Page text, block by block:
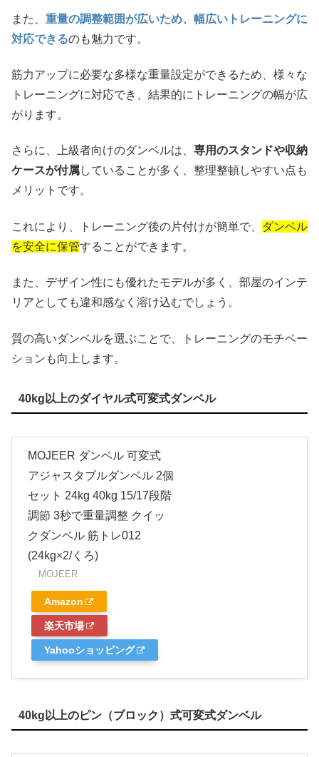
また、 重量の調整範囲が広いため、幅広いトレーニングに
対応できるのも魅力です。
筋力アップに必要な多様な重量設定ができるため、様々な
トレーニングに対応でき、結果的にトレーニングの幅が広
がります。
さらに、上級者向けのダンベルは、 専用のスタンドや収納
ケースが付属していることが多く、整理整頓しやすい点も
メリットです。
これにより、トレーニング後の片付けが簡単で、
ダンベル
を安全に保管することができます。
また、デザイン性にも優れたモデルが多く、部屋のインテ
リアとしても違和感なく溶け込むでしょう。
質の高いダンベルを選ぶことで、トレーニングのモチベー
ションも向上します。
40kg以上のダイヤル式可変式ダンベル
MOJEER ダンベル 可変式
アジャスタブルダンベル 2個
セット 24kg 40kg 15/17段階
調節 3秒で重量調整 クイッ
クダンベル 筋トレ012
(24kg×2/くろ)
MOJEER
Amazon
楽天市場
Yahooショッピング
40kg以上のピン（ブロック）式可変式ダンベル